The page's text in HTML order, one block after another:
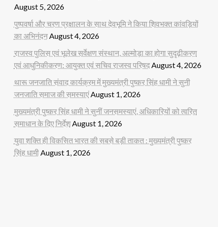
August 5, 2026
पुष्पवर्षा और चरण प्रक्षालन के साथ देवभूमि ने किया शिवभक्त कांवड़ियों
का अभिनंदनAugust 4, 2026
राजस्व पुलिस एवं भूलेख सर्वेक्षण संस्थान, अल्मोड़ा का होगा सुदृढ़ीकरण
एवं आधुनिकीकरण: आयुक्त एवं सचिव राजस्व परिषदAugust 4, 2026
थारू जनजाति संवाद कार्यक्रम में मुख्यमंत्री पुष्कर सिंह धामी ने सुनी
जनजाति समाज की समस्याएंAugust 1, 2026
मुख्यमंत्री पुष्कर सिंह धामी ने सुनीं जनसमस्याएं, अधिकारियों को त्वरित
समाधान के दिए निर्देशAugust 1, 2026
युवा शक्ति ही विकसित भारत की सबसे बड़ी ताकत : मुख्यमंत्री पुष्कर
सिंह धामीAugust 1, 2026